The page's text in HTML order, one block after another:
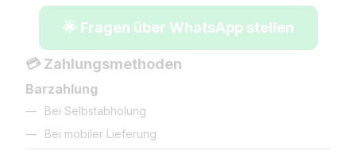
🌟 Fragen über WhatsApp stellen
💳 Zahlungsmethoden
Barzahlung
Bei Selbstabholung
Bei mobiler Lieferung